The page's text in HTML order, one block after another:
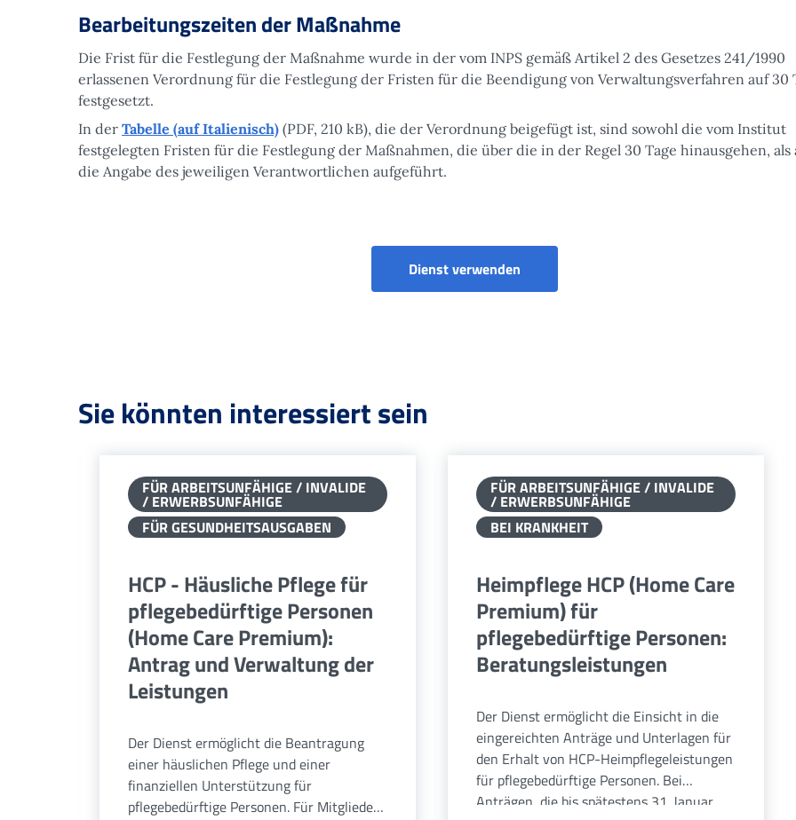
Bearbeitungszeiten der Maßnahme
Die Frist für die Festlegung der Maßnahme wurde in der vom INPS gemäß Artikel 2 des Gesetzes 241/1990
erlassenen Verordnung für die Festlegung der Fristen für die Beendigung von Verwaltungsverfahren auf 30
festgesetzt.
In der Tabelle (auf Italienisch) (PDF, 210 kB), die der Verordnung beigefügt ist, sind sowohl die vom Institut
festgelegten Fristen für die Festlegung der Maßnahmen, die über die in der Regel 30 Tage hinausgehen, als
die Angabe des jeweiligen Verantwortlichen aufgeführt.
Dienst verwenden
Sie könnten interessiert sein
FÜR ARBEITSUNFÄHIGE / INVALIDE
/ ERWERBSUNFÄHIGE
FÜR GESUNDHEITSAUSGABEN
HCP - Häusliche Pflege für
pflegebedürftige Personen
(Home Care Premium):
Antrag und Verwaltung der
Leistungen
Der Dienst ermöglicht die Beantragung
einer häuslichen Pflege und einer
finanziellen Unterstützung für
pflegebedürftige Personen. Für Mitglieder
FÜR ARBEITSUNFÄHIGE / INVALIDE
/ ERWERBSUNFÄHIGE
BEI KRANKHEIT
Heimpflege HCP (Home Care
Premium) für
pflegebedürftige Personen:
Beratungsleistungen
Der Dienst ermöglicht die Einsicht in die
eingereichten Anträge und Unterlagen für
den Erhalt von HCP-Heimpflegeleistungen
für pflegebedürftige Personen. Bei
Anträgen, die bis spätestens 31. Januar